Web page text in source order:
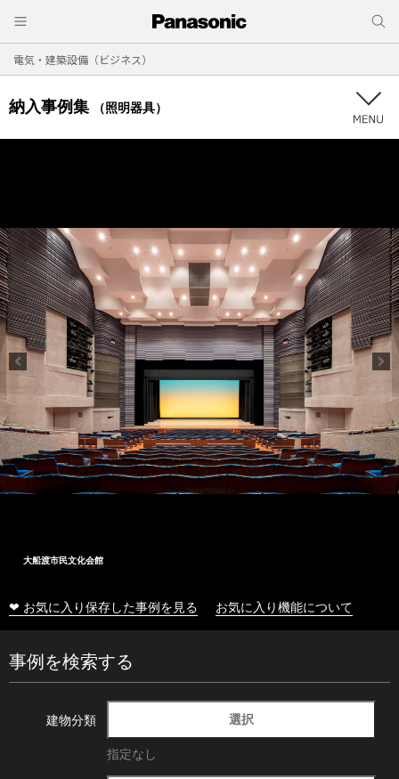
電気・建築設備（ビジネス）
納入事例集 （照明器具）
大船渡市民文化会館
❤ お気に入り保存した事例を見る お気に入り機能について
事例を検索する
建物分類 選択
指定なし